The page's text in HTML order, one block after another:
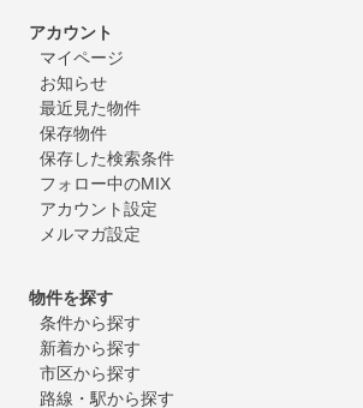
アカウント
マイページ
お知らせ
最近見た物件
保存物件
保存した検索条件
フォロー中のMIX
アカウント設定
メルマガ設定
物件を探す
条件から探す
新着から探す
市区から探す
路線・駅から探す